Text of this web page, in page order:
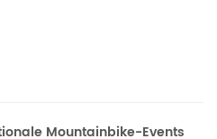
Mountainbike-Events